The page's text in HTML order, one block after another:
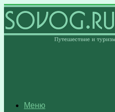
Меню